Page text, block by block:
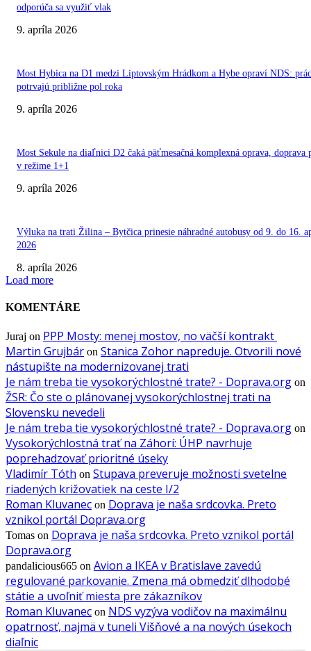
odporúča sa využiť vlak
9. apríla 2026
Most Hybica na D1 medzi Liptovským Hrádkom a Hybe opraví NDS:
potrvajú približne pol roka
9. apríla 2026
Most Sekule na diaľnici D2 čaká päťmesačná komplexná oprava, doprava
v režime 1+1
9. apríla 2026
Výluka na trati Žilina – Bytčica prinesie náhradné autobusy od 9. do 16.
2026
8. apríla 2026
Load more
KOMENTÁRE
Juraj on PPP Mosty: menej mostov, no väčší kontrakt
Martin Grujbár on Stanica Zohor napreduje. Otvorili nové
nástupište na modernizovanej trati
Je nám treba tie vysokorýchlostné trate? - Doprava.org on
ŽSR: Čo ste o plánovanej vysokorýchlostnej trati na
Slovensku nevedeli
Je nám treba tie vysokorýchlostné trate? - Doprava.org on
Vysokorýchlostná trať na Záhorí: ÚHP navrhuje
poprehadzovať prioritné úseky
Vladimír Tóth on Stupava preveruje možnosti svetelne
riadených križovatiek na ceste I/2
Roman Kluvanec on Doprava je naša srdcovka. Preto
vznikol portál Doprava.org
Tomas on Doprava je naša srdcovka. Preto vznikol portál
Doprava.org
pandalicious665 on Avion a IKEA v Bratislave zavedú
regulované parkovanie. Zmena má obmedziť dlhodobé
státie a uvoľniť miesta pre zákazníkov
Roman Kluvanec on NDS vyzýva vodičov na maximálnu
opatrnosť, najmä v tuneli Višňové a na nových úsekoch
diaľnic